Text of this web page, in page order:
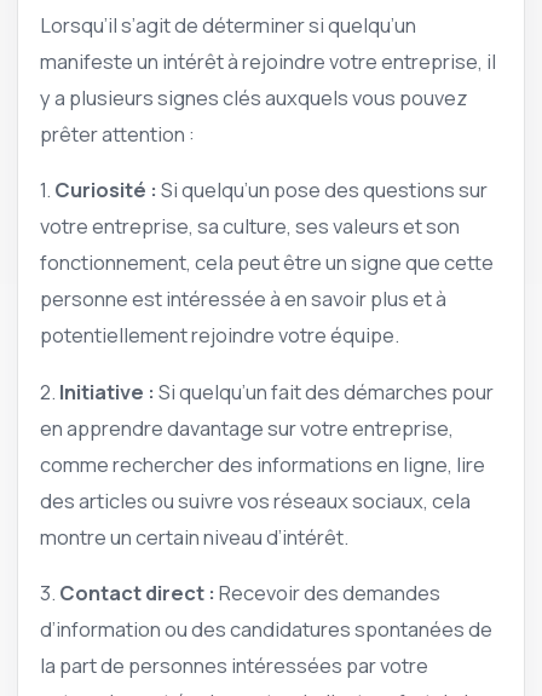
Lorsqu’il s’agit de déterminer si quelqu’un
manifeste un intérêt à rejoindre votre entreprise, il
y a plusieurs signes clés auxquels vous pouvez
prêter attention :
1. Curiosité : Si quelqu’un pose des questions sur
votre entreprise, sa culture, ses valeurs et son
fonctionnement, cela peut être un signe que cette
personne est intéressée à en savoir plus et à
potentiellement rejoindre votre équipe.
2. Initiative : Si quelqu’un fait des démarches pour
en apprendre davantage sur votre entreprise,
comme rechercher des informations en ligne, lire
des articles ou suivre vos réseaux sociaux, cela
montre un certain niveau d’intérêt.
3. Contact direct : Recevoir des demandes
d’information ou des candidatures spontanées de
la part de personnes intéressées par votre